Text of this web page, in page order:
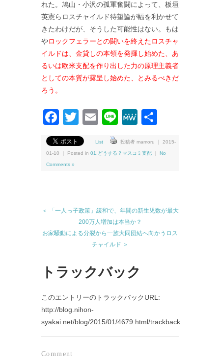
れた。鳩山・小沢の孤軍奮闘によって、板垣
英憲らロスチャイルド待望論が幅を利かせて
きたわけだが、そうした可能性はない。もは
やロックフェラーとの闘いを終えたロスチャ
イルドは、金貸しの本領を発揮し始めた、あ
るいは欧米支配を作り出した力の原理主義者
としての本質が露呈し始めた、とみるべきだ
ろう。
Facebook
Twitter
EmailLineMeWe
List 投稿者 mamoru ｜ 2015-
01-10 ｜ Posted in 01.どうする？マスコミ支配 No
Comments »
＜ 「一人っ子政策」緩和で、年間の新生児数が最大
200万人増加は本当か？
お家騒動による分裂から一族大同団結へ向かうロス
チャイルド ＞
トラックバック
このエントリーのトラックバックURL:
http://blog.nihon-
syakai.net/blog/2015/01/4679.html/trackback
Comment